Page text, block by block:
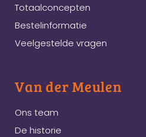
Totaalconcepten
Bestelinformatie
Veelgestelde vragen
Van der Meulen
Ons team
De historie